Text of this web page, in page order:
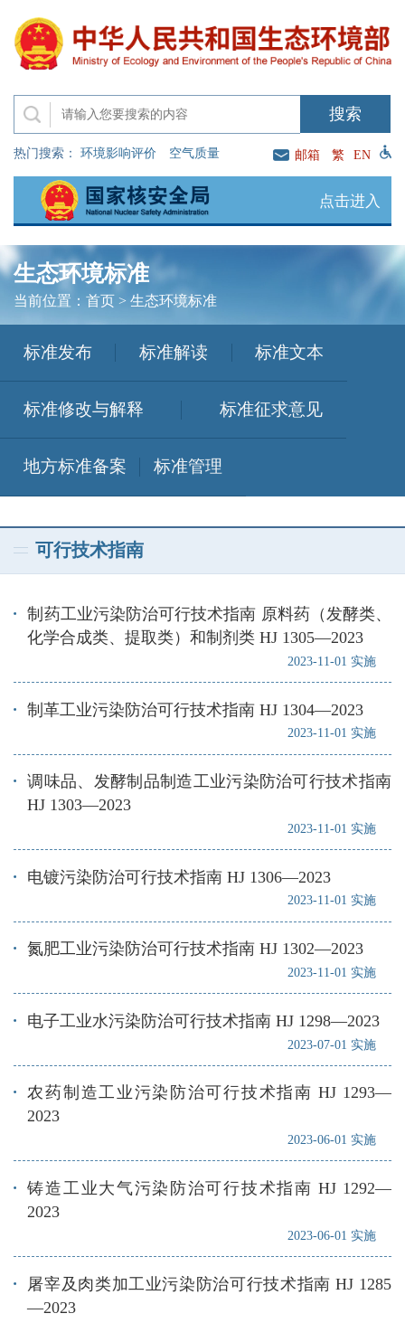
热门搜索： 环境影响评价 空气质量 邮箱 繁 EN
点击进入
生态环境标准
当前位置： 首页> 生态环境标准
标准发布 标准解读 标准文本
标准修改与解释 标准征求意见
地方标准备案 标准管理
可行技术指南
制药工业污染防治可行技术指南 原料药（发酵类、
化学合成类、提取类）和制剂类 HJ 1305—2023
2023-11-01 实施
制革工业污染防治可行技术指南 HJ 1304—2023
2023-11-01 实施
调味品、发酵制品制造工业污染防治可行技术指南
HJ 1303—2023
2023-11-01 实施
电镀污染防治可行技术指南 HJ 1306—2023
2023-11-01 实施
氮肥工业污染防治可行技术指南 HJ 1302—2023
2023-11-01 实施
电子工业水污染防治可行技术指南 HJ 1298—2023
2023-07-01 实施
农药制造工业污染防治可行技术指南 HJ 1293—
2023
2023-06-01 实施
铸造工业大气污染防治可行技术指南 HJ 1292—
2023
2023-06-01 实施
屠宰及肉类加工业污染防治可行技术指南 HJ 1285
—2023